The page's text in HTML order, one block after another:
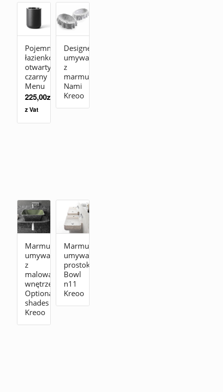
Pojemnik
łazienkowy
otwarty
czarny
Menu
225,00zł
z Vat
Designerska
umywalka
z
marmuru
Nami
Kreoo
Marmurowa
umywalka
z
malowanym
wnętrzem
Optional
shades
Kreoo
Marmurowa
umywalka
prostokątna
Bowl
n11
Kreoo